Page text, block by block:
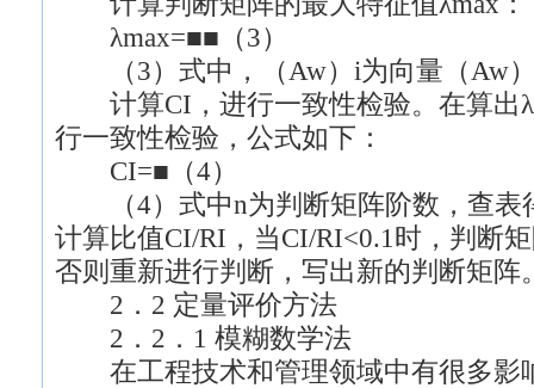
λmax=■■（3）
（3）式中，（Aw）i为向量（Aw
计算CI，进行一致性检验。在算出
行一致性检验，公式如下：
CI=■（4）
（4）式中n为判断矩阵阶数，查表
计算比值CI/RI，当CI/RI<0.1时，判断
否则重新进行判断，写出新的判断矩阵
2．2 定量评价方法
2．2．1 模糊数学法
在工程技术和管理领域中有很多影